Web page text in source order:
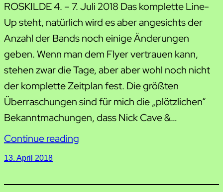
ROSKILDE 4. – 7. Juli 2018 Das komplette Line-
Up steht, natürlich wird es aber angesichts der
Anzahl der Bands noch einige Änderungen
geben. Wenn man dem Flyer vertrauen kann,
stehen zwar die Tage, aber aber wohl noch nicht
der komplette Zeitplan fest. Die größten
Überraschungen sind für mich die „plötzlichen“
Bekanntmachungen, dass Nick Cave &…
Continue reading
13. April 2018